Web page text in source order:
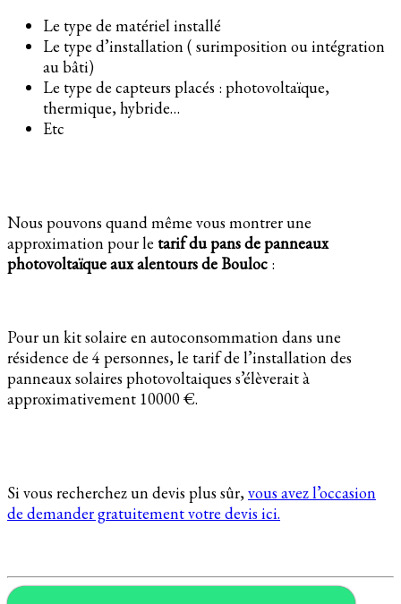
Le type de matériel installé
Le type d’installation ( surimposition ou intégration
au bâti)
Le type de capteurs placés : photovoltaïque,
thermique, hybride…
Etc
Nous pouvons quand même vous montrer une
approximation pour le tarif du pans de panneaux
photovoltaïque aux alentours de Bouloc :
Pour un kit solaire en autoconsommation dans une
résidence de 4 personnes, le tarif de l’installation des
panneaux solaires photovoltaiques s’élèverait à
approximativement 10000 €.
Si vous recherchez un devis plus sûr, vous avez l’occasion
de demander gratuitement votre devis ici.